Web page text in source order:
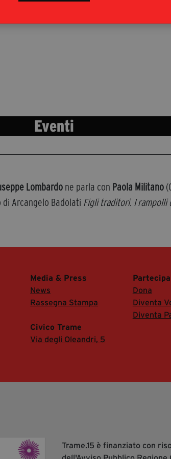
Eventi
Lombardo ne parla con Paola Militano
Arcangelo Badolati Figli traditori. I rampolli
Media & Press
News
Rassegna Stampa
Partecipa
Dona
Diventa
Diventa
Civico Trame
Via degli Oleandri, 5
Trame.15 è finanziato con